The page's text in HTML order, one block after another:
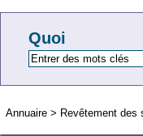
Quoi
Annuaire > Revêtement des